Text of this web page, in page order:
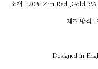
소재 : 20% Zari Red ,Gold 5%
제조 방식:
Designed in